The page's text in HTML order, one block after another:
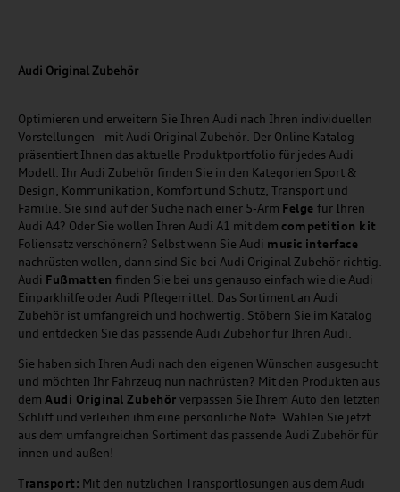
Audi Original Zubehör
Optimieren und erweitern Sie Ihren Audi nach Ihren individuellen
Vorstellungen - mit Audi Original Zubehör. Der Online Katalog
präsentiert Ihnen das aktuelle Produktportfolio für jedes Audi
Modell. Ihr Audi Zubehör finden Sie in den Kategorien Sport &
Design, Kommunikation, Komfort und Schutz, Transport und
Familie. Sie sind auf der Suche nach einer 5-Arm Felge für Ihren
Audi A4? Oder Sie wollen Ihren Audi A1 mit dem competition kit
Foliensatz verschönern? Selbst wenn Sie Audi music interface
nachrüsten wollen, dann sind Sie bei Audi Original Zubehör richtig.
Audi Fußmatten finden Sie bei uns genauso einfach wie die Audi
Einparkhilfe oder Audi Pflegemittel. Das Sortiment an Audi
Zubehör ist umfangreich und hochwertig. Stöbern Sie im Katalog
und entdecken Sie das passende Audi Zubehör für Ihren Audi.
Sie haben sich Ihren Audi nach den eigenen Wünschen ausgesucht
und möchten Ihr Fahrzeug nun nachrüsten? Mit den Produkten aus
dem Audi Original Zubehör verpassen Sie Ihrem Auto den letzten
Schliff und verleihen ihm eine persönliche Note. Wählen Sie jetzt
aus dem umfangreichen Sortiment das passende Audi Zubehör für
innen und außen!
Transport: Mit den nützlichen Transportlösungen aus dem Audi